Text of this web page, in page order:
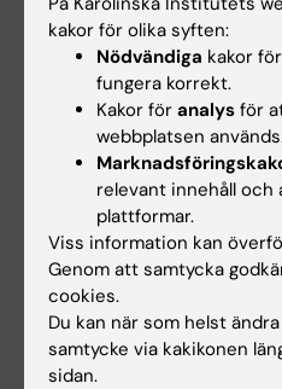
MR -
Meritvärde
10 10
SA - Sen
anmälan
-
Hade du nytta av
Yes
Redaktör:KI Antagningen
Sidan uppdaterad:
kakor för olika syften:
Nödvändiga kakor
fungera korrekt.
Kakor för analys för
webbplatsen
relevant innehåll
plattformar.
Viss information kan
Genom att samtycka
cookies.
Du kan när som helst
samtycke via kakikonen
sidan.